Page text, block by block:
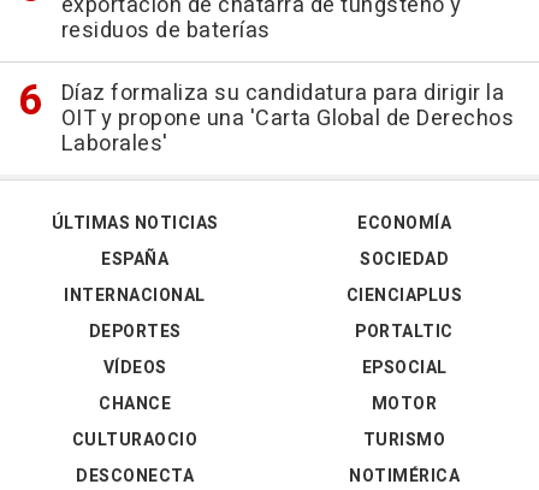
residuos de baterías
Díaz formaliza su candidatura para dirigir la
OIT y propone una 'Carta Global de Derechos
Laborales'
ÚLTIMAS NOTICIAS
ESPAÑA
INTERNACIONAL
DEPORTES
VÍDEOS
ECONOMÍA
SOCIEDAD
CIENCIAPLUS
PORTALTIC
EPSOCIAL
CHANCE
CULTURAOCIO
DESCONECTA
MOTOR
TURISMO
NOTIMÉRICA